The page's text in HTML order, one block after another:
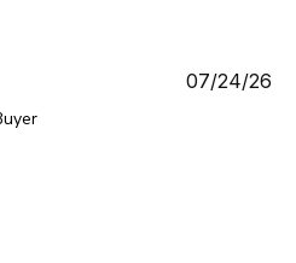
07/24/26